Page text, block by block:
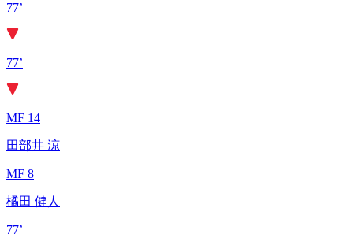
77’
77’
MF 14
田部井 涼
MF 8
橘田 健人
77’